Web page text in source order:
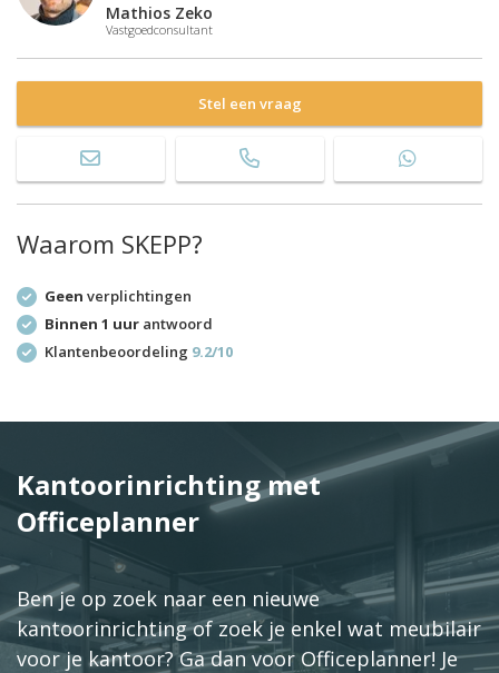
Mathios Zeko
Vastgoedconsultant
Stel een vraag
Waarom SKEPP?
Geen verplichtingen
Binnen 1 uur antwoord
Klantenbeoordeling 9.2/10
Kantoorinrichting met
Officeplanner
Ben je op zoek naar een nieuwe
kantoorinrichting of zoek je enkel wat meubilair
voor je kantoor? Ga dan voor Officeplanner! Je